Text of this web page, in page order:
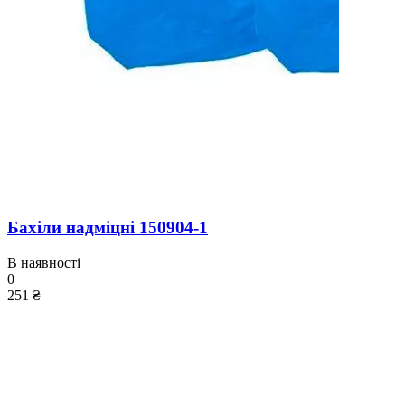
Бахіли надміцні 150904-1
В наявності
0
251 ₴